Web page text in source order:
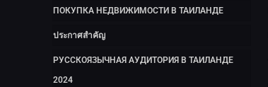
ПОКУПКА НЕДВИЖИМОСТИ В ТАИЛАНДЕ
ประกาศสำคัญ
РУССКОЯЗЫЧНАЯ АУДИТОРИЯ В ТАИЛАНДЕ
2024